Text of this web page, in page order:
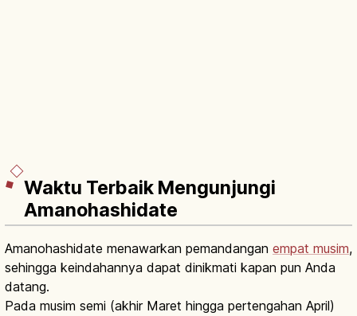
Waktu Terbaik Mengunjungi
Amanohashidate
Amanohashidate menawarkan pemandangan empat musim,
sehingga keindahannya dapat dinikmati kapan pun Anda
datang.
Pada musim semi (akhir Maret hingga pertengahan April)